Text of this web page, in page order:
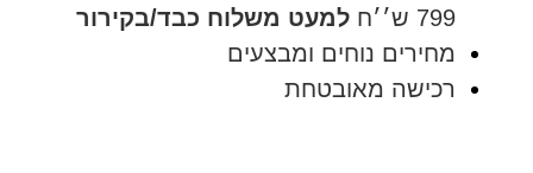
799 ש׳׳ח
למעט משלוח כבד/בקירור
מחירים נוחים ומבצעים
רכישה מאובטחת